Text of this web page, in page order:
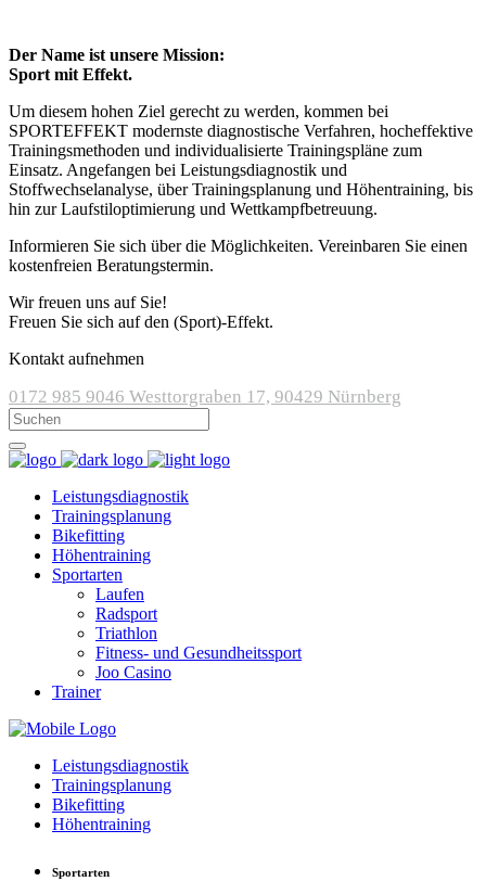
Der Name ist unsere Mission:
Sport mit Effekt.
Um diesem hohen Ziel gerecht zu werden, kommen bei
SPORTEFFEKT modernste diagnostische Verfahren, hocheffektive
Trainingsmethoden und individualisierte Trainingspläne zum
Einsatz. Angefangen bei Leistungsdiagnostik und
Stoffwechselanalyse, über Trainingsplanung und Höhentraining, bis
hin zur Laufstiloptimierung und Wettkampfbetreuung.
Informieren Sie sich über die Möglichkeiten. Vereinbaren Sie einen
kostenfreien Beratungstermin.
Wir freuen uns auf Sie!
Freuen Sie sich auf den (Sport)-Effekt.
Kontakt aufnehmen
0172 985 9046 Westtorgraben 17, 90429 Nürnberg
Leistungsdiagnostik
Trainingsplanung
Bikefitting
Höhentraining
Sportarten
Laufen
Radsport
Triathlon
Fitness- und Gesundheitssport
Joo Casino
Trainer
Leistungsdiagnostik
Trainingsplanung
Bikefitting
Höhentraining
Sportarten